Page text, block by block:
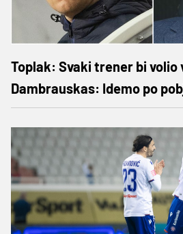
Toplak: Svaki trener bi volio
Dambrauskas: Idemo po